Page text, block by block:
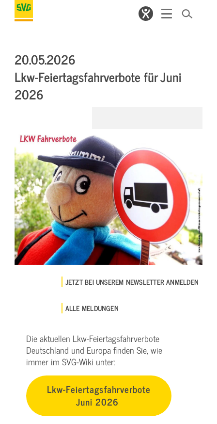
20.05.2026
Lkw-Feiertagsfahrverbote für Juni
2026
JETZT BEI UNSEREM NEWSLETTER ANMELDEN
ALLE MELDUNGEN
Die aktuellen Lkw-Feiertagsfahrverbote
Deutschland und Europa finden Sie, wie
immer im SVG-Wiki unter:
Lkw-Feiertagsfahrverbote
Juni 2026